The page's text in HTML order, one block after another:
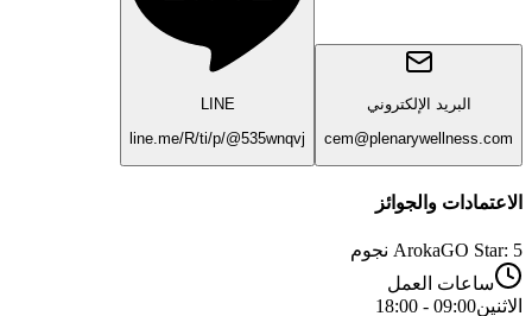
البريد الإلكتروني
cem@plenarywellness.com
LINE
line.me/R/ti/p/@535wnqvj
الاعتمادات والجوائز
ArokaGO Star: 5 نجوم
ساعات العمل
الاثنين09:00 - 18:00